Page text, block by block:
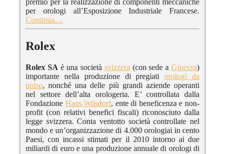
per orologi all’Esposizione Industriale Francese.
Continua…
Rolex
Rolex SA è una società svizzera (con sede aGinevra)
importante nella produzione di pregiatiorologi da
polso, nonché una delle più grandi aziende operanti
nel settore dell’alta orologeria. E’ controllata dalla
Fondazione Hans Wilsdorf, ente di beneficenza e non-
profit (con relativi benefici fiscali) riconosciuto dalla
legge svizzera. Conta ventotto società controllate nel
mondo e un’organizzazione di 4.000 orologiai in cento
Paesi, con incassi stimati per il 2010 intorno ai due
miliardi di euro e una produzione annuale di orologi di